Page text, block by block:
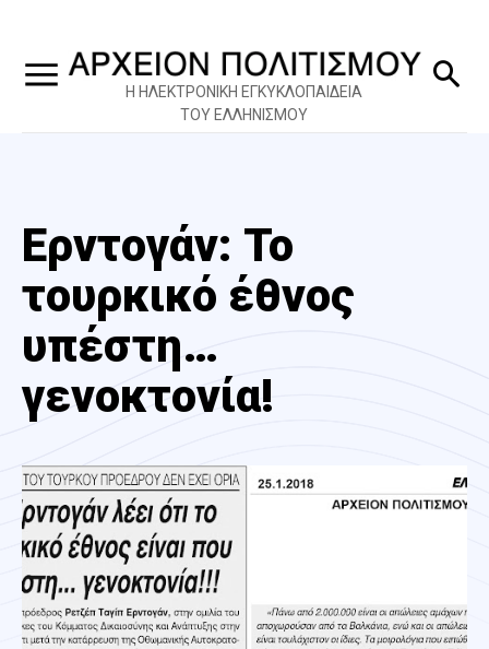
Η ΗΛΕΚΤΡΟΝΙΚΗ ΕΓΚΥΚΛΟΠΑΙΔΕΙΑ
ΤΟΥ ΕΛΛΗΝΙΣΜΟΥ
Ερντογάν: Το
τουρκικό έθνος
υπέστη…
γενοκτονία!